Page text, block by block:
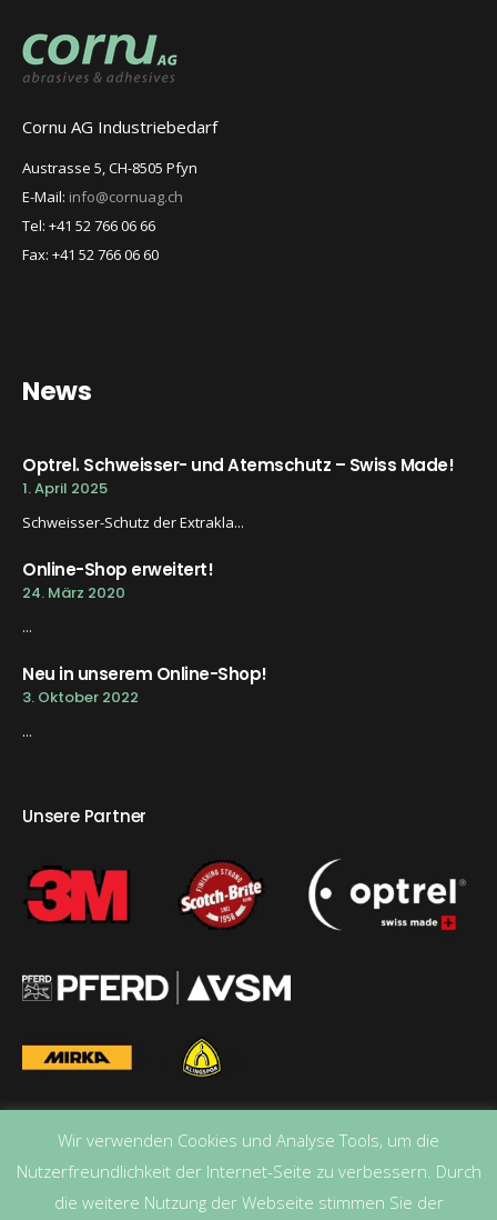
Cornu AG Industriebedarf
Austrasse 5, CH-8505 Pfyn
E-Mail: info@cornuag.ch
Tel: +41 52 766 06 66
Fax: +41 52 766 06 60
News
Optrel. Schweisser- und Atemschutz – Swiss Made!
1. April 2025
Schweisser-Schutz der Extrakla...
Online-Shop erweitert!
24. März 2020
...
Neu in unserem Online-Shop!
3. Oktober 2022
...
Unsere Partner
Wir verwenden Cookies und Analyse Tools, um die
Nutzerfreundlichkeit der Internet-Seite zu verbessern. Durch
die weitere Nutzung der Webseite stimmen Sie der